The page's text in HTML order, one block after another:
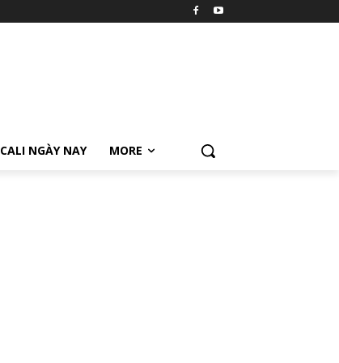
CALI NGÀY NAY MORE